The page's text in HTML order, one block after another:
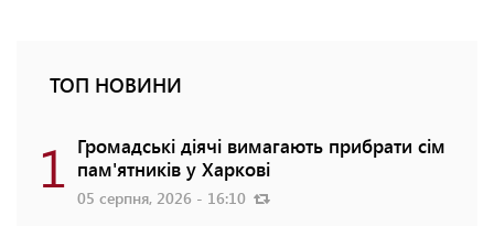
ТОП НОВИНИ
1 Громадські діячі вимагають прибрати сім
пам'ятників у Харкові
05 серпня, 2026 - 16:10